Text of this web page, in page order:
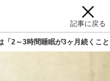
記事に戻る
「2～3時間睡眠が3ヶ月続く